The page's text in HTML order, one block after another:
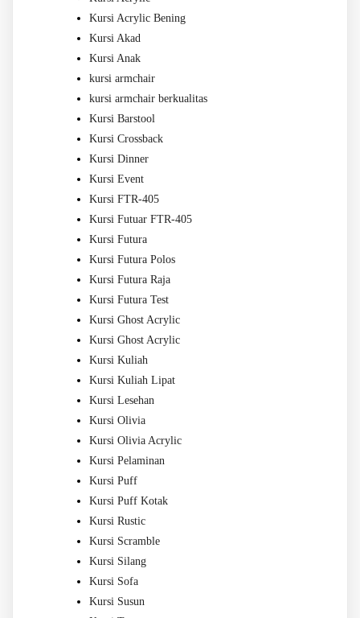
Kursi Acrylic Bening
Kursi Akad
Kursi Anak
kursi armchair
kursi armchair berkualitas
Kursi Barstool
Kursi Crossback
Kursi Dinner
Kursi Event
Kursi FTR-405
Kursi Futuar FTR-405
Kursi Futura
Kursi Futura Polos
Kursi Futura Raja
Kursi Futura Test
Kursi Ghost Acrylic
Kursi Ghost Acrylic
Kursi Kuliah
Kursi Kuliah Lipat
Kursi Lesehan
Kursi Olivia
Kursi Olivia Acrylic
Kursi Pelaminan
Kursi Puff
Kursi Puff Kotak
Kursi Rustic
Kursi Scramble
Kursi Silang
Kursi Sofa
Kursi Susun